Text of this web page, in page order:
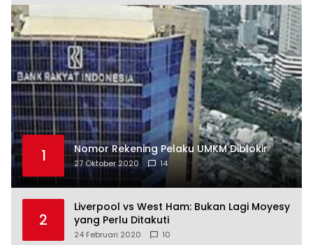
1 Nomor Rekening Pelaku UMKM Diblokir
27 Oktober 2020 14
2
Liverpool vs West Ham: Bukan Lagi Moyesy
yang Perlu Ditakuti
24 Februari 2020 10